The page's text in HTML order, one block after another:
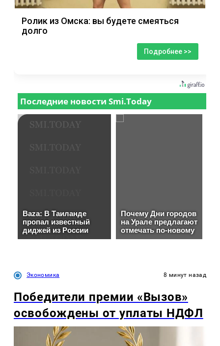
Ролик из Омска: вы будете смеяться
долго
Подробнее >>
Экономика 8 минут назад
Победители премии «Вызов»
освобождены от уплаты НДФЛ